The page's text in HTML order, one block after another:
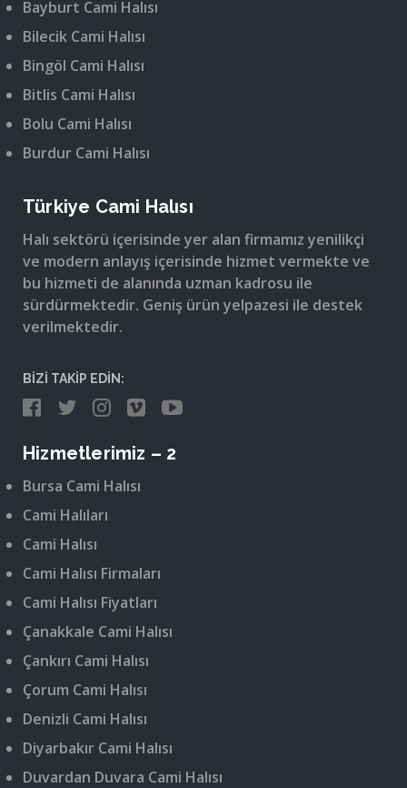
Bayburt Cami Halısı
Bilecik Cami Halısı
Bingöl Cami Halısı
Bitlis Cami Halısı
Bolu Cami Halısı
Burdur Cami Halısı
Türkiye Cami Halısı
Halı sektörü içerisinde yer alan firmamız yenilikçi
ve modern anlayış içerisinde hizmet vermekte ve
bu hizmeti de alanında uzman kadrosu ile
sürdürmektedir. Geniş ürün yelpazesi ile destek
verilmektedir.
BİZİ TAKİP EDİN:
Hizmetlerimiz – 2
Bursa Cami Halısı
Cami Halıları
Cami Halısı
Cami Halısı Firmaları
Cami Halısı Fiyatları
Çanakkale Cami Halısı
Çankırı Cami Halısı
Çorum Cami Halısı
Denizli Cami Halısı
Diyarbakır Cami Halısı
Duvardan Duvara Cami Halısı